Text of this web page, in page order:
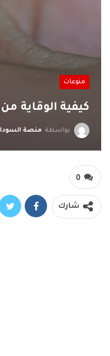
منوعات
كيفية الوقاية
بواسطة منصة
0
شارك